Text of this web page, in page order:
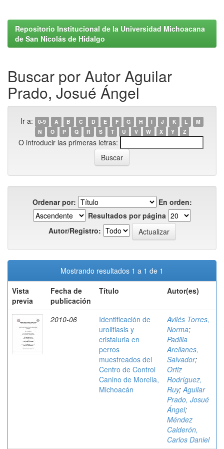
Repositorio Institucional de la Universidad Michoacana
de San Nicolás de Hidalgo
Buscar por Autor Aguilar
Prado, Josué Ángel
Ir a: 0-9 A B C D E F G H I J K L
M
N
O P Q R S T U V W X Y Z
O introducir las primeras letras:
Ordenar por:
En orden:
Resultados por página
Autor/Registro:
Mostrando resultados 1 a 1 de 1
Vista
previa
Fecha de
publicación
Título Autor(es)
2010-06
Identificación de
urolitiasis y
cristaluria en
perros
muestreados del
Centro de Control
Canino de Morelia,
Michoacán
Avilés Torres,
Norma;
Padilla
Arellanes,
Salvador;
Ortiz
Rodríguez,
Ruy;Aguilar
Prado, Josué
Ángel;
Méndez
Calderón,
Carlos Daniel